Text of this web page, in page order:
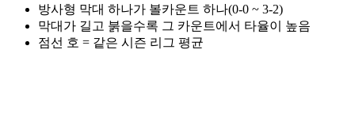
방사형 막대 하나가 볼카운트 하나(0-0 ~ 3-2)
막대가 길고 붉을수록 그 카운트에서 타율이 높음
점선 호 = 같은 시즌 리그 평균